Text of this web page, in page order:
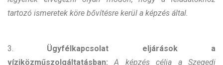
tartozó ismeretek köre bővítésre kerül a képzés által.
3. Ügyfélkapcsolat eljárások a
víziközműszolgáltatásban: A képzés célja a Szegedi